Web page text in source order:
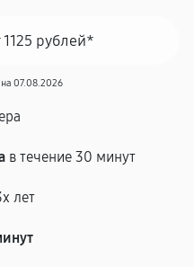
1125 рублей*
07.08.2026
в течение 30 минут
лет